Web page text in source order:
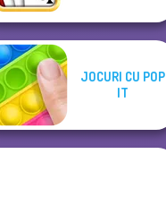
JOCURI CU POP
IT